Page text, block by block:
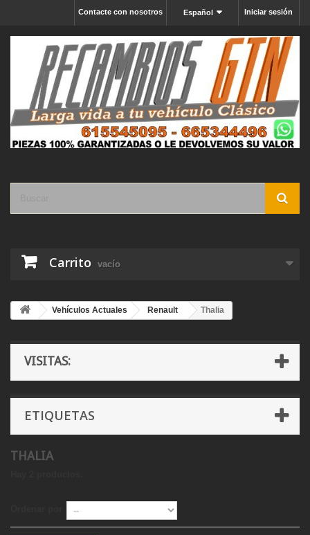
Iniciar sesión
Español
Contacte con nosotros
Carrito vacío
Vehículos Actuales Renault Thalia
VISITAS:
ETIQUETAS
THALIA